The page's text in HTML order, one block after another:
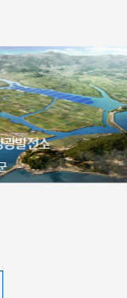
서산 65MW
충청남도